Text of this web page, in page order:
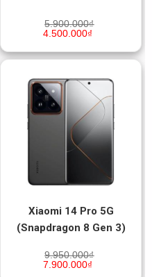
5.900.000₫
4.500.000₫
Xiaomi 14 Pro 5G
(Snapdragon 8 Gen 3)
9.950.000₫
7.900.000₫